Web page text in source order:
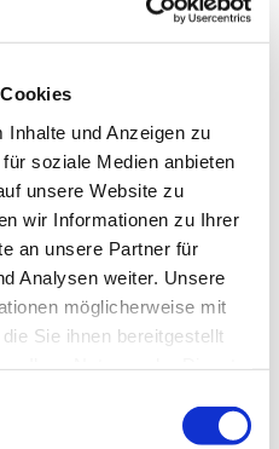
und Anzeigen zu
soziale Medien anbieten
unsere Website zu
wir Informationen zu Ihrer
an unsere Partner für
Analysen weiter. Unsere
möglicherweise mit
Sie ihnen bereitgestellt
Sie auch